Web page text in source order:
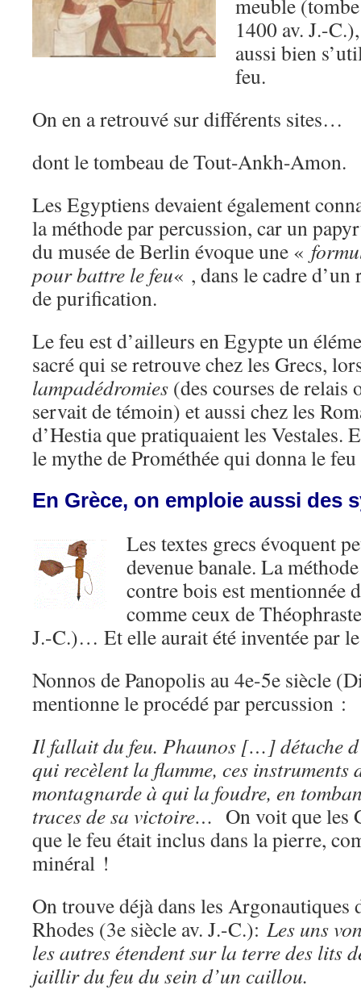
meuble
1400 av. J.-
aussi bien
feu.
On en a retrouvé sur différents sites…
dont le tombeau de Tout-Ankh-Amon.
Les Egyptiens devaient également
la méthode par percussion, car un
du musée de Berlin évoque une «
pour battre le feu« , dans le cadre d’un
de purification.
Le feu est d’ailleurs en Egypte un
sacré qui se retrouve chez les Grecs,
lampadédromies (des courses de relais
servait de témoin) et aussi chez les
d’Hestia que pratiquaient les Vestales.
le mythe de Prométhée qui donna le
En Grèce, on emploie aussi des
Les textes grecs évoquent
devenue banale. La
contre bois est mentionnée
comme ceux de
J.-C.)… Et elle aurait été inventée par
Nonnos de Panopolis au 4e-5e siècle
mentionne le procédé par percussion :
Il fallait du feu. Phaunos […] détache
qui recèlent la flamme, ces instruments
montagnarde à qui la foudre, en
traces de sa victoire… On voit que les
que le feu était inclus dans la pierre,
minéral !
On trouve déjà dans les Argonautiques
Rhodes (3e siècle av. J.-C.): Les uns
les autres étendent sur la terre des lits
jaillir du feu du sein d’un caillou.